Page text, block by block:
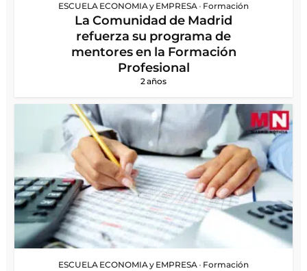
ESCUELA ECONOMIA y EMPRESA • Formación
La Comunidad de Madrid
refuerza su programa de
mentores en la Formación
Profesional
2 años
ESCUELA ECONOMIA y EMPRESA • Formación